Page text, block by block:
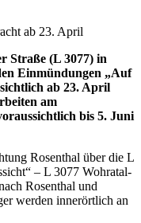
ab 23. April
Straße (L 3077) in
Einmündungen „Auf
ab 23. April
am
bis 5. Juni
Rosenthal über die L
– L 3077 Wohratal-
Rosenthal und
werden innerörtlich an